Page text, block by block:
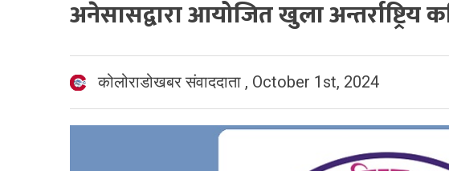
अनेसासद्वारा आयोजित खुला अन्तर्राष्ट्रिय
कोलोराडोखबर संवाददाता , October 1st, 2024